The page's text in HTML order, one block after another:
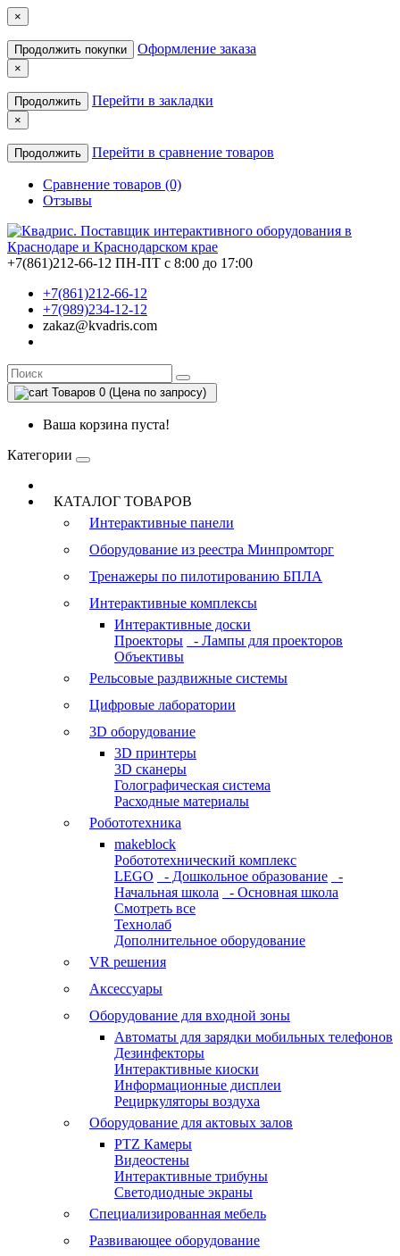
×
Продолжить покупки Оформление заказа
×
Продолжить Перейти в закладки
×
Продолжить Перейти в сравнение товаров
Сравнение товаров (0)
Отзывы
+7(861)212-66-12 ПН-ПТ с 8:00 до 17:00
+7(861)212-66-12
+7(989)234-12-12
zakaz@kvadris.com
Товаров 0 (Цена по запросу)
Ваша корзина пуста!
Категории
КАТАЛОГ ТОВАРОВ
Интерактивные панели
Оборудование из реестра Минпромторг
Тренажеры по пилотированию БПЛА
Интерактивные комплексы
Интерактивные доски
Проекторы
- Лампы для проекторов
Объективы
Рельсовые раздвижные системы
Цифровые лаборатории
3D оборудование
3D принтеры
3D сканеры
Голографическая система
Расходные материалы
Робототехника
makeblock
Робототехнический комплекс
LEGO
- Дошкольное образование
-
Начальная школа
- Основная школа
Смотреть все
Технолаб
Дополнительное оборудование
VR решения
Аксессуары
Оборудование для входной зоны
Автоматы для зарядки мобильных телефонов
Дезинфекторы
Интерактивные киоски
Информационные дисплеи
Рециркуляторы воздуха
Оборудование для актовых залов
PTZ Камеры
Видеостены
Интерактивные трибуны
Светодиодные экраны
Специализированная мебель
Развивающее оборудование